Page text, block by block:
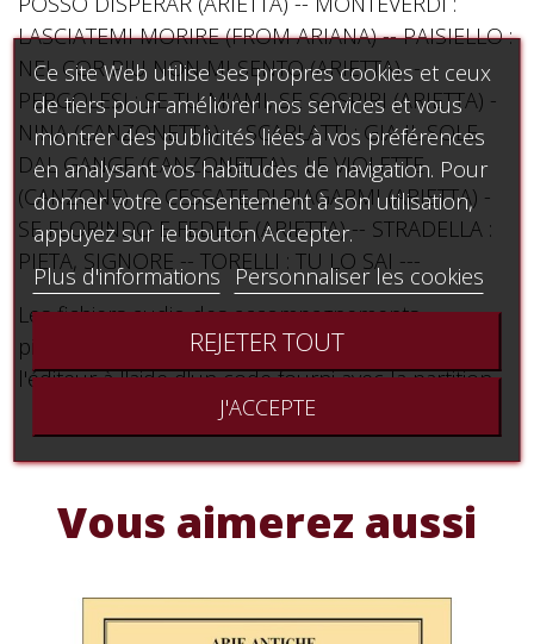
LASCIATEMI MORIRE (FROM ARIANA) -- PAISIELLO :
NEL COR PIU NON MI SENTO (ARIETTA) --
PERGOLESI : SE TU M'AMI, SE SOSPIRI (ARIETTA) -
NINA (CANZONETTA) -- SCARLATTI : GIA IL SOLE
DAL GANGE (CANZONETTA) - LE VIOLETTE
(CANZONE) -O CESSATE DI PIAGARMI (ARIETTA) -
SE FLORINDO E FEDELE (ARIETTA) -- STRADELLA :
PIETA, SIGNORE -- TORELLI : TU LO SAI ---
Les fichiers audio des accompagnements
piano sont à télécharger sur le site Internet de
l'éditeur à l'aide d'un code fourni avec la partition.
Vous aimerez aussi
Ce site Web utilise ses propres cookies et ceux
de tiers pour améliorer nos services et vous
montrer des publicités liées à vos préférences
en analysant vos habitudes de navigation. Pour
donner votre consentement à son utilisation,
appuyez sur le bouton Accepter.
Plus d'informations
Personnaliser les cookies
REJETER TOUT
J'ACCEPTE